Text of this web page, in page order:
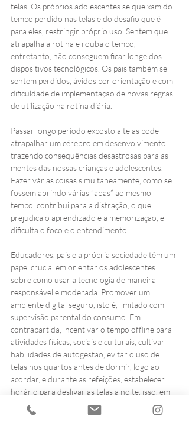
telas. Os próprios adolescentes se queixam do
tempo perdido nas telas e do desafio que é
para eles, restringir próprio uso. Sentem que
atrapalha a rotina e rouba o tempo,
entretanto, não conseguem ficar longe dos
dispositivos tecnológicos. Os pais também se
sentem perdidos, ávidos por orientação e com
dificuldade de implementação de novas regras
de utilização na rotina diária.
Passar longo período exposto a telas pode
atrapalhar um cérebro em desenvolvimento,
trazendo consequências desastrosas para as
mentes das nossas crianças e adolescentes.
Fazer várias coisas simultaneamente, como se
fossem abrindo várias “abas” ao mesmo
tempo, contribui para a distração, o que
prejudica o aprendizado e a memorização, e
dificulta o foco e o entendimento.
Educadores, pais e a própria sociedade têm um
papel crucial em orientar os adolescentes
sobre como usar a tecnologia de maneira
responsável e moderada. Promover um
ambiente digital seguro, isto é, limitado com
supervisão parental do consumo. Em
contrapartida, incentivar o tempo offline para
atividades físicas, sociais e culturais, cultivar
habilidades de autogestão, evitar o uso de
telas nos quartos antes de dormir, logo ao
acordar, e durante as refeições, estabelecer
horário para desligar as telas a noite, isso, em
se tratando de adolescentes.